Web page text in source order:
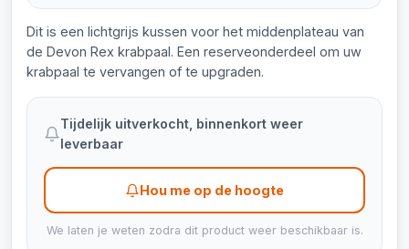
Dit is een lichtgrijs kussen voor het middenplateau van
de Devon Rex krabpaal. Een reserveonderdeel om uw
krabpaal te vervangen of te upgraden.
Tijdelijk uitverkocht, binnenkort weer
leverbaar
Hou me op de hoogte
We laten je weten zodra dit product weer beschikbaar is.